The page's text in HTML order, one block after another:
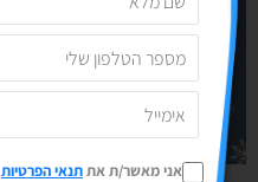
אני מאשר/ת אתתנאי הפרטיות